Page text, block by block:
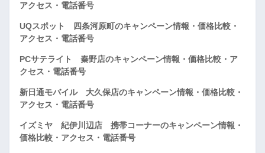
アクセス・電話番号
UQスポット 四条河原町のキャンペーン情報・価格比較・
アクセス・電話番号
PCサテライト 秦野店のキャンペーン情報・価格比較・ア
クセス・電話番号
新日通モバイル 大久保店のキャンペーン情報・価格比較・
アクセス・電話番号
イズミヤ 紀伊川辺店 携帯コーナーのキャンペーン情報・
価格比較・アクセス・電話番号